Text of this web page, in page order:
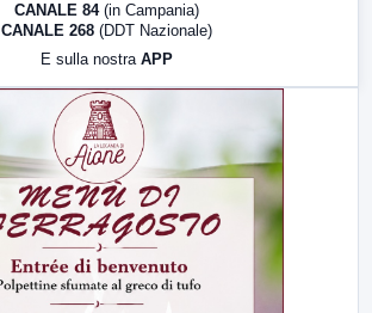
CANALE 84 (in Campania)
CANALE 268 (DDT Nazionale)
E sulla nostra APP